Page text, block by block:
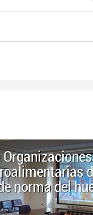
Organizaciones
norma del